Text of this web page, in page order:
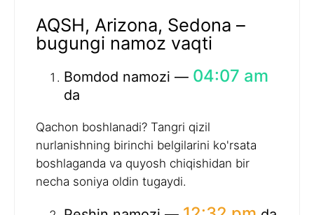
AQSH, Arizona, Sedona –
bugungi namoz vaqti
Bomdod namozi — 04:07 am
da
Qachon boshlanadi? Tangri qizil
nurlanishning birinchi belgilarini ko'rsata
boshlaganda va quyosh chiqishidan bir
necha soniya oldin tugaydi.